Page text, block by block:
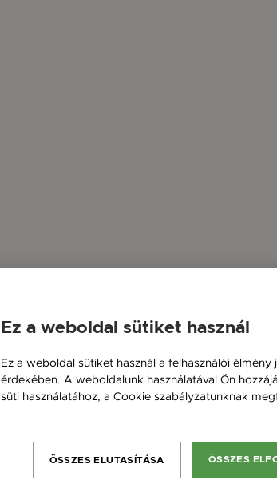
Ez a weboldal sütiket használ
Ez a weboldal sütiket használ a felhasználói élmény
érdekében. A weboldalunk használatával Ön
süti használatához, a Cookie szabályzatunknak
ÖSSZES
ÖSSZES ELUTASÍTÁSA